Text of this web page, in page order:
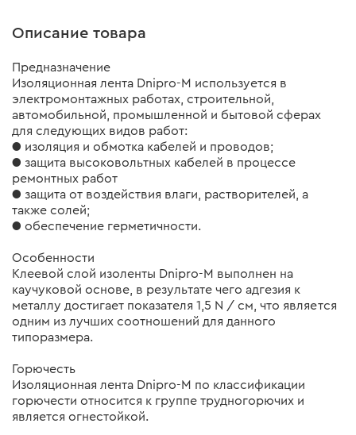
Описание товара
Предназначение
Изоляционная лента Dnipro-M используется в
электромонтажных работах, строительной,
автомобильной, промышленной и бытовой сферах
для следующих видов работ:
● изоляция и обмотка кабелей и проводов;
● защита высоковольтных кабелей в процессе
ремонтных работ
● защита от воздействия влаги, растворителей, а
также солей;
● обеспечение герметичности.
Особенности
Клеевой слой изоленты Dnipro-M выполнен на
каучуковой основе, в результате чего адгезия к
металлу достигает показателя 1,5 N / см, что является
одним из лучших соотношений для данного
типоразмера.
Горючесть
Изоляционная лента Dnipro-M по классификации
горючести относится к группе трудногорючих и
является огнестойкой.